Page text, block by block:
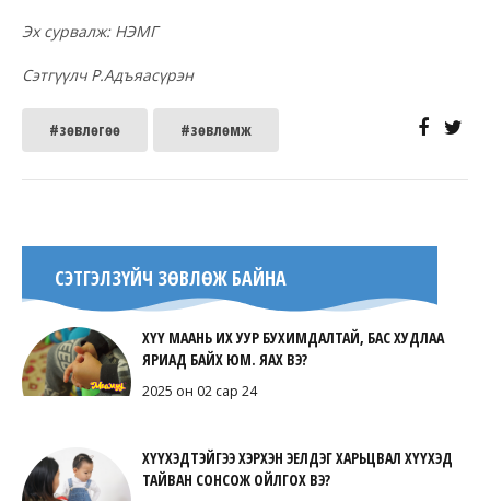
Эх сурвалж: НЭМГ
Сэтгүүлч Р.Адъяасүрэн
#зөвлөгөө #зөвлөмж
СЭТГЭЛЗҮЙЧ ЗӨВЛӨЖ БАЙНА
ХҮҮ МААНЬ ИХ УУР БУХИМДАЛТАЙ, БАС ХУДЛАА
ЯРИАД БАЙХ ЮМ. ЯАХ ВЭ?
2025 он 02 сар 24
ХҮҮХЭДТЭЙГЭЭ ХЭРХЭН ЭЕЛДЭГ ХАРЬЦВАЛ ХҮҮХЭД
ТАЙВАН СОНСОЖ ОЙЛГОХ ВЭ?